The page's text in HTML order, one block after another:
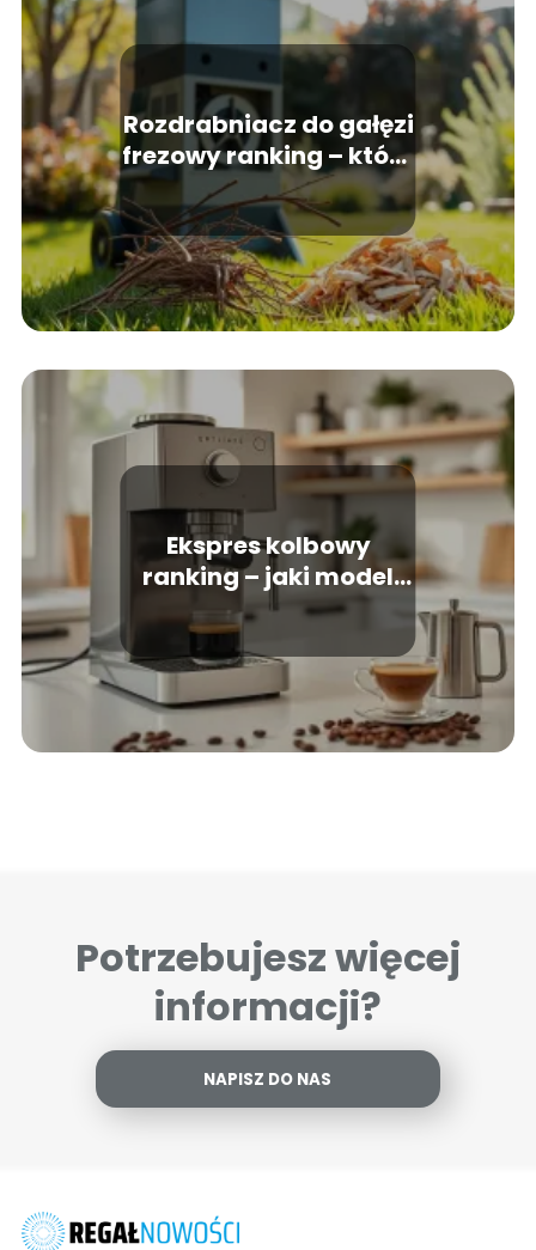
Rozdrabniacz do gałęzi
frezowy ranking – który
wybrać?
Ekspres kolbowy
ranking – jaki model
wybrać do domu?
Potrzebujesz więcej
informacji?
NAPISZ DO NAS